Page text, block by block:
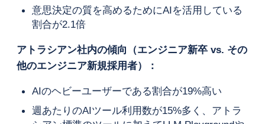
意思決定の質を高めるためにAIを活用している
割合が2.1倍
アトラシアン社内の傾向（エンジニア新卒 vs. その
他のエンジニア新規採用者）：
AIのヘビーユーザーである割合が19%高い
週あたりのAIツール利用数が15%多く、アトラ